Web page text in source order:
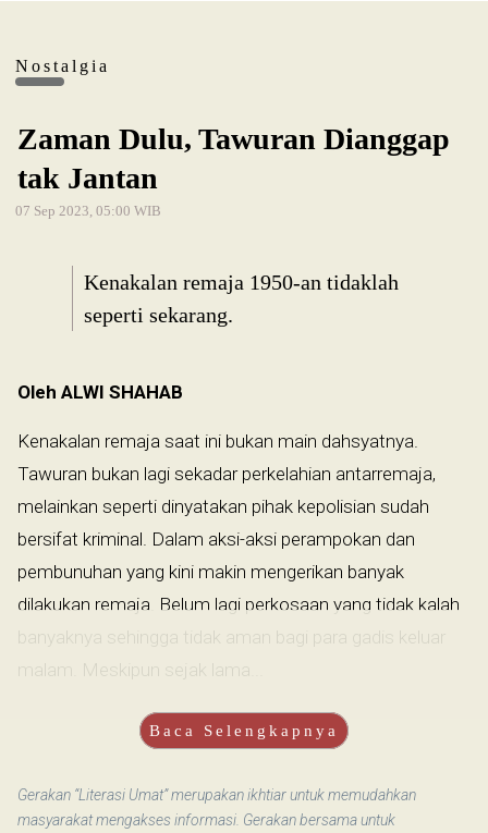
Nostalgia
Zaman Dulu, Tawuran Dianggap
tak Jantan
07 Sep 2023, 05:00 WIB
Kenakalan remaja 1950-an tidaklah
seperti sekarang.
Oleh ALWI SHAHAB
Kenakalan remaja saat ini bukan main dahsyatnya.
Tawuran bukan lagi sekadar perkelahian antarremaja,
melainkan seperti dinyatakan pihak kepolisian sudah
bersifat kriminal. Dalam aksi-aksi perampokan dan
pembunuhan yang kini makin mengerikan banyak
dilakukan remaja. Belum lagi perkosaan yang tidak kalah
banyaknya sehingga tidak aman bagi para gadis keluar
malam. Meskipun sejak lama...
Baca Selengkapnya
Gerakan “Literasi Umat” merupakan ikhtiar untuk memudahkan
masyarakat mengakses informasi. Gerakan bersama untuk